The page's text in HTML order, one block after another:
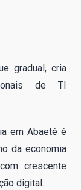
gradual, cria
de TI
em Abaeté é
da economia
crescente
digital.